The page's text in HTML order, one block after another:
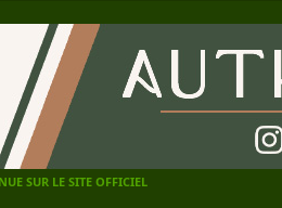
SUR LE SITE OFFICIEL